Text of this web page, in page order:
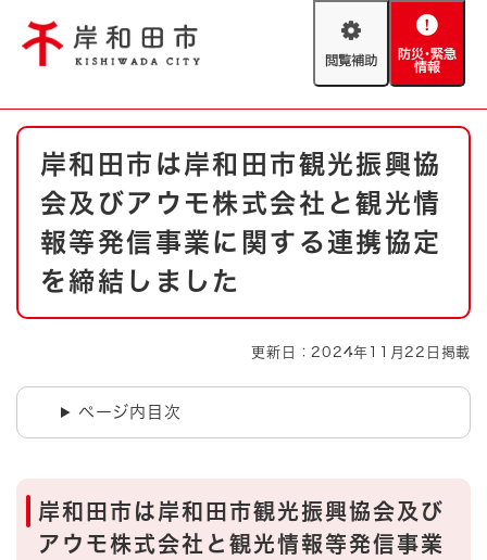
閲
助
防
緊
情
報
やさしい日本語
文字サイズ 標準 拡大
背景色変更 白 黒 青
とじる
防災・緊急情報 救急・消防
ハザードマップ AED設置箇所
本
岸和田市は岸和田市観光振興協
会及びアウモ株式会社と観光情
報等発信事業に関する連携協定
を締結しました
更新日：2024年11月22日掲載
ページ内目次
岸和田市は岸和田市観光振興協会及び
アウモ株式会社と観光情報等発信事業